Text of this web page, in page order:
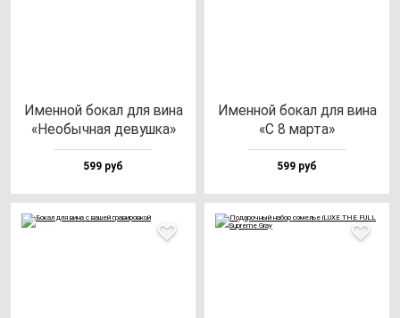
Имен­ной бо­кал для ви­на
«Необыч­ная де­вуш­ка»
599 руб
Имен­ной бо­кал для ви­на
«С 8 мар­та»
599 руб